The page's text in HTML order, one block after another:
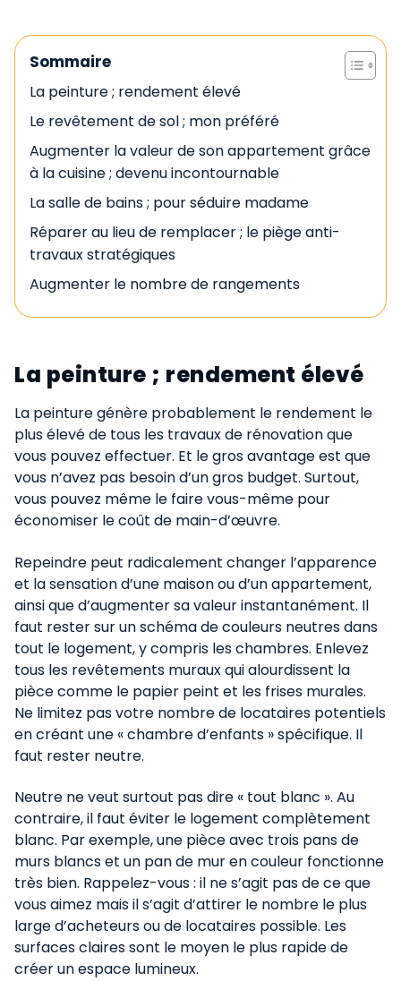
Sommaire
La peinture ; rendement élevé​
Le revêtement de sol ; mon préféré​
Augmenter la valeur de son appartement grâce
à la cuisine ; devenu incontournable
La salle de bains ; pour séduire madame​
Réparer au lieu de remplacer ; le piège anti-
travaux stratégiques​
Augmenter le nombre de rangements​
La peinture ; rendement élevé​
La peinture génère probablement le rendement le
plus élevé de tous les travaux de rénovation que
vous pouvez effectuer. Et le gros avantage est que
vous n’avez pas besoin d’un gros budget. Surtout,
vous pouvez même le faire vous-même pour
économiser le coût de main-d’œuvre.
Repeindre peut radicalement changer l’apparence
et la sensation d’une maison ou d’un appartement,
ainsi que d’augmenter sa valeur instantanément. Il
faut rester sur un schéma de couleurs neutres dans
tout le logement, y compris les chambres. Enlevez
tous les revêtements muraux qui alourdissent la
pièce comme le papier peint et les frises murales.
Ne limitez pas votre nombre de locataires potentiels
en créant une « chambre d’enfants » spécifique. Il
faut rester neutre.
Neutre ne veut surtout pas dire « tout blanc ». Au
contraire, il faut éviter le logement complètement
blanc. Par exemple, une pièce avec trois pans de
murs blancs et un pan de mur en couleur fonctionne
très bien. Rappelez-vous : il ne s’agit pas de ce que
vous aimez mais il s’agit d’attirer le nombre le plus
large d’acheteurs ou de locataires possible. Les
surfaces claires sont le moyen le plus rapide de
créer un espace lumineux.